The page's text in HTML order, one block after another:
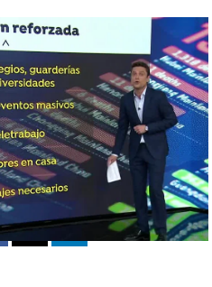
reforzada que ha establecido
Antena 3 Noticias
17:01
X Linkedin